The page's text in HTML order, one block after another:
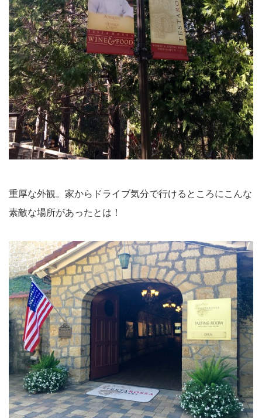
重厚な外観。家からドライブ気分で行けるところにこんな
素敵な場所があったとは！